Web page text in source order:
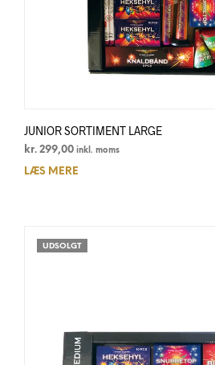
JUNIOR SORTIMENT LARGE
kr. 299,00 inkl. moms
LÆS MERE
UDSOLGT